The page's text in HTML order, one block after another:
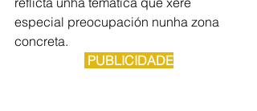
especial preocupación nunha zona
concreta.
PUBLICIDADE